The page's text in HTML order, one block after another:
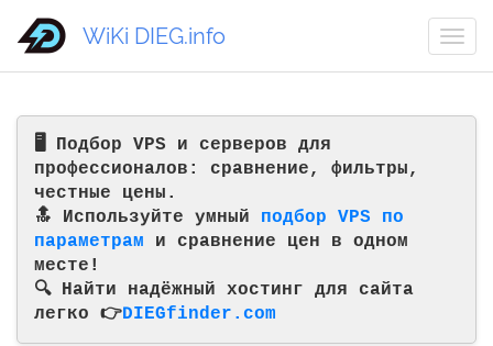
🖥️ Подбор VPS и серверов для
профессионалов: сравнение, фильтры,
честные цены.
🔝 Используйте умный подбор VPS по
параметрам и сравнение цен в одном
месте!
🔍 Найти надёжный хостинг для сайта
легко 👉DIEGfinder.com
WiKi DIEG.info